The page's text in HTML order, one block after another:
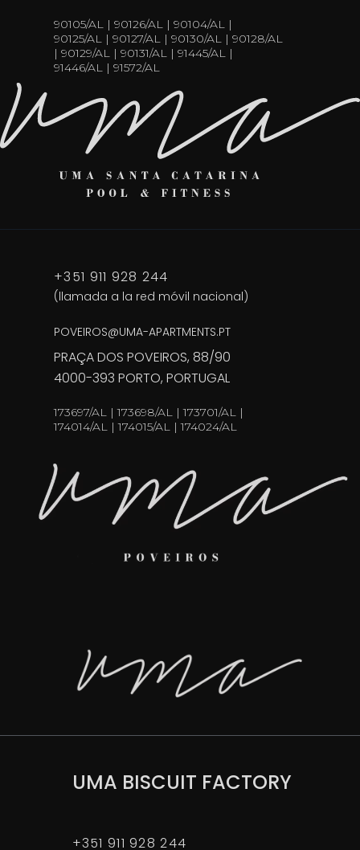
90105/AL | 90126/AL | 90104/AL |
90125/AL | 90127/AL | 90130/AL | 90128/AL
| 90129/AL | 90131/AL | 91445/AL |
91446/AL | 91572/AL
+351 911 928 244
(llamada a la red móvil nacional)
POVEIROS@UMA-APARTMENTS.PT
PRAÇA DOS POVEIROS, 88/90
4000-393 PORTO, PORTUGAL
173697/AL | 173698/AL | 173701/AL |
174014/AL | 174015/AL | 174024/AL
UMA BISCUIT FACTORY
+351 911 928 244